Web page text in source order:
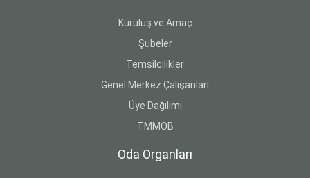
Kuruluş ve Amaç
Şubeler
Temsilcilikler
Genel Merkez Çalışanları
Üye Dağılımı
TMMOB
Oda Organları